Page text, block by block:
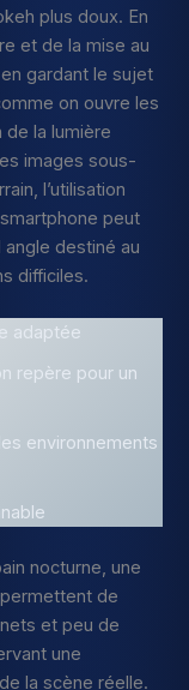
plus doux. En
et de la mise au
gardant le sujet
on ouvre les
la lumière
images sous-
l’utilisation
peut
angle destiné au
difficiles.
adaptée
repère pour un
environnements
nocturne, une
de
et peu de
une
la scène réelle.